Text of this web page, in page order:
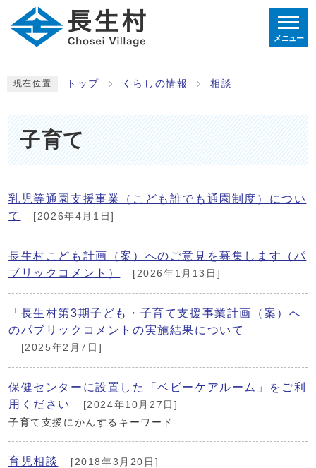
メニュー
現在位置 トップ くらしの情報 相談
子育て
乳児等通園支援事業（こども誰でも通園制度）につい
て
[2026年4月1日]
長生村こども計画（案）へのご意見を募集します（パ
ブリックコメント）
[2026年1月13日]
「長生村第3期子ども・子育て支援事業計画（案）へ
のパブリックコメントの実施結果について
[2025年2月7日]
保健センターに設置した「ベビーケアルーム」をご利
用ください
[2024年10月27日]
子育て支援にかんするキーワード
育児相談 [2018年3月20日]